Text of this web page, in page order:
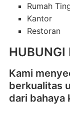
Rumah
Kantor
Restoran
HUBUNGI
Kami
berkualitas
dari bahaya